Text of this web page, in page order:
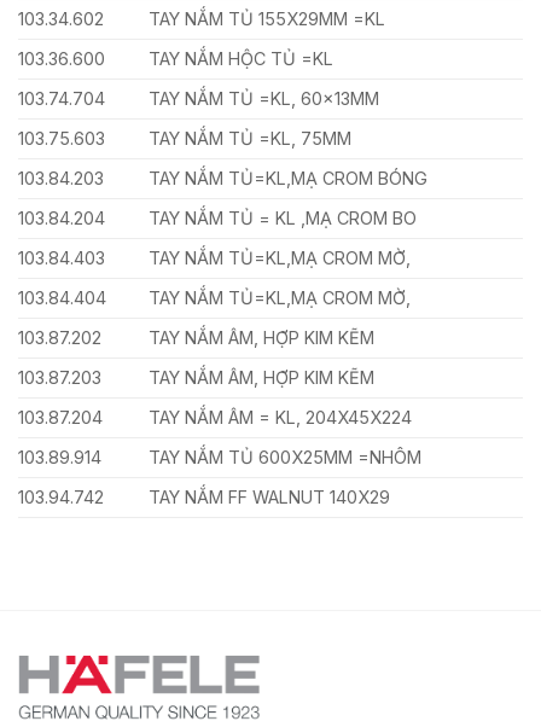
103.34.602
TAY NẮM TỦ 155X29MM =KL
103.36.600
TAY NẮM HỘC TỦ =KL
103.74.704
TAY NẮM TỦ =KL, 60x13MM
103.75.603
TAY NẮM TỦ =KL, 75MM
103.84.203
TAY NẮM TỦ=KL,MẠ CROM BÓNG
103.84.204
TAY NẮM TỦ = KL ,MẠ CROM BO
103.84.403
TAY NẮM TỦ=KL,MẠ CROM MỜ,
103.84.404
TAY NẮM TỦ=KL,MẠ CROM MỜ,
103.87.202
TAY NẮM ÂM, HỢP KIM KẼM
103.87.203
TAY NẮM ÂM, HỢP KIM KẼM
103.87.204
TAY NẮM ÂM = KL, 204X45X224
103.89.914
TAY NẮM TỦ 600X25MM =NHÔM
103.94.742
TAY NẮM FF WALNUT 140X29